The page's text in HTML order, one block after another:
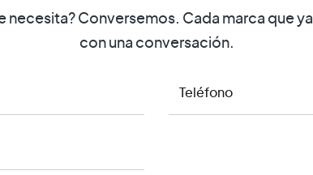
necesita? Conversemos. Cada marca que
con una conversación.